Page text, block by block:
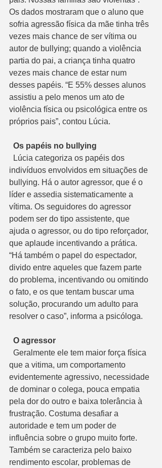
Os dados mostraram que o aluno que
sofria agressão física da mãe tinha três
vezes mais chance de ser vítima ou
autor de bullying; quando a violência
partia do pai, a criança tinha quatro
vezes mais chance de estar num
desses papéis. “E 55% desses alunos
assistiu a pelo menos um ato de
violência física ou psicológica entre os
próprios pais”, contou Lúcia.
  Os papéis no bullying
indivíduos envolvidos em situações de
bullying. Há o autor agressor, que é o
líder e assedia sistematicamente a
vítima. Os seguidores do agressor
podem ser do tipo assistente, que
ajuda o agressor, ou do tipo reforçador,
que aplaude incentivando a prática.
“Há também o papel do espectador,
divido entre aqueles que fazem parte
do problema, incentivando ou omitindo
o fato, e os que tentam buscar uma
solução, procurando um adulto para
resolver o caso”, informa a psicóloga.
  O agressor
que a vitima, um comportamento
evidentemente agressivo, necessidade
de dominar o colega, pouca empatia
pela dor do outro e baixa tolerância à
frustração. Costuma desafiar a
autoridade e tem um poder de
influência sobre o grupo muito forte.
Também se caracteriza pelo baixo
rendimento escolar, problemas de